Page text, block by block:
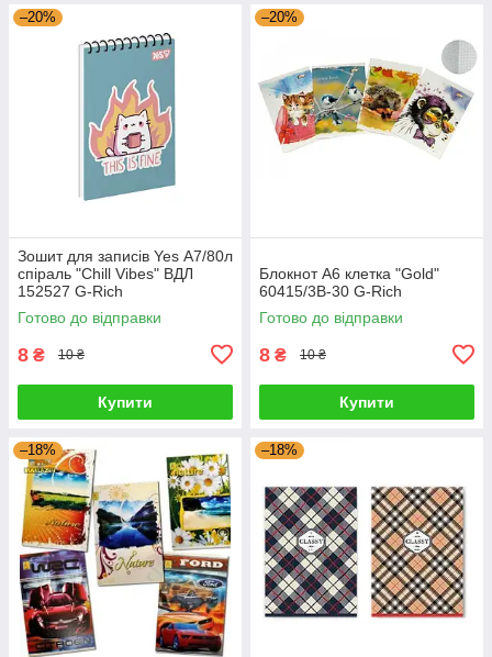
–20%
Зошит для записів Yes А7/80л
спіраль "Chill Vibes" ВДЛ
152527 G-Rich
Готово до відправки
8 ₴ 10 ₴
Купити
–20%
Блокнот А6 клетка "Gold"
60415/3В-30 G-Rich
Готово до відправки
8 ₴ 10 ₴
Купити
–18% –18%